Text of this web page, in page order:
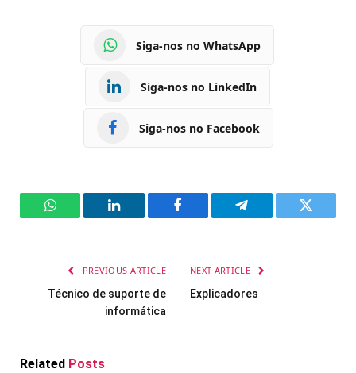
Siga-nos no WhatsApp
Siga-nos no LinkedIn
Siga-nos no Facebook
WhatsAppLinkedIn Facebook Telegram Twitter
PREVIOUS ARTICLE
Técnico de suporte de
informática
NEXT ARTICLE
Explicadores
Related Posts